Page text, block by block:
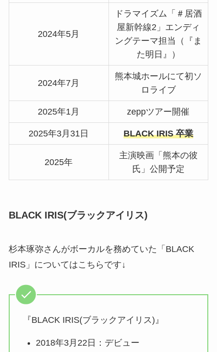
2024年5月
ドラマイズム「＃居酒
屋新幹線2」エンディ
ングテーマ担当（『ま
た明日』）
2024年7月
熊本城ホールにて初ソ
ロライブ
2025年1月 zeppツアー開催
2025年3月31日 BLACK IRIS 卒業
2025年
主演映画「熊本の彼
氏」公開予定
BLACK IRIS(ブラックアイリス)
杉本琢弥さんがボーカルを務めていた「BLACK
IRIS」についてはこちらです↓
『BLACK IRIS(ブラックアイリス)』
2018年3月22日：デビュー